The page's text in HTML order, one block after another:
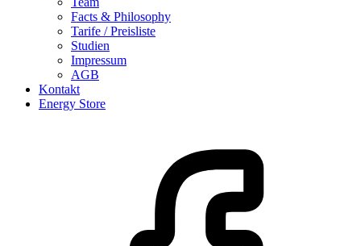
Facts & Philosophy
Tarife / Preisliste
Studien
Impressum
AGB
Kontakt
Energy Store